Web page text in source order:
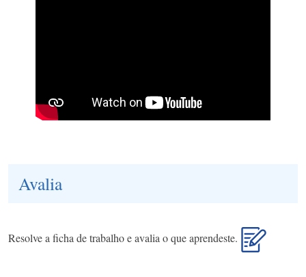
Avalia
Resolve a ficha de trabalho e avalia o que aprendeste.